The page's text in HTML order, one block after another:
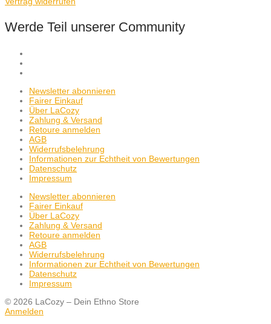
Werde Teil unserer Community
Newsletter abonnieren
Fairer Einkauf
Über LaCozy
Zahlung & Versand
Retoure anmelden
AGB
Widerrufsbelehrung
Informationen zur Echtheit von Bewertungen
Datenschutz
Impressum
Newsletter abonnieren
Fairer Einkauf
Über LaCozy
Zahlung & Versand
Retoure anmelden
AGB
Widerrufsbelehrung
Informationen zur Echtheit von Bewertungen
Datenschutz
Impressum
© 2026 LaCozy – Dein Ethno Store
Anmelden